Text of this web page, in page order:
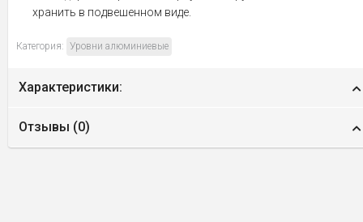
хранить в подвешенном виде.
Категория: Уровни алюминиевые
Характеристики:
Отзывы (0)